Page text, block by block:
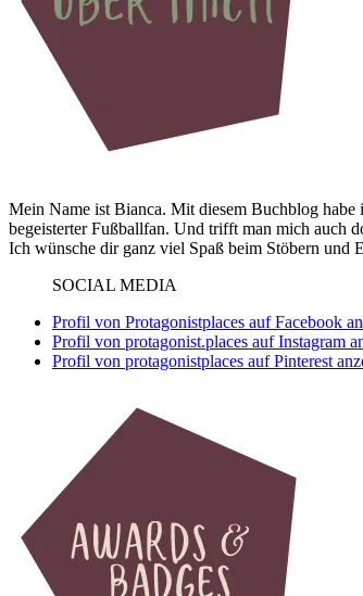
Mein Name ist Bianca. Mit diesem Buchblog habe
begeisterter Fußballfan. Und trifft man mich auch
Ich wünsche dir ganz viel Spaß beim Stöbern und
SOCIAL MEDIA
Profil von Protagonistplaces auf Facebook
Profil von protagonist.places auf Instagram
Profil von protagonistplaces auf Pinterest